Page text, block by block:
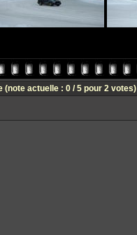
(note actuelle : 0 / 5 pour 2 votes)